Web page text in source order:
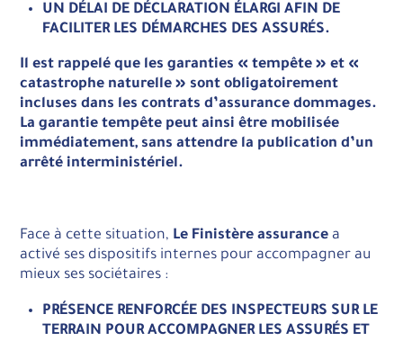
UN DÉLAI DE DÉCLARATION ÉLARGI AFIN DE
FACILITER LES DÉMARCHES DES ASSURÉS.
Il est rappelé que les garanties « tempête » et «
catastrophe naturelle » sont obligatoirement
incluses dans les contrats d’assurance dommages.
La garantie tempête peut ainsi être mobilisée
immédiatement, sans attendre la publication d’un
arrêté interministériel.
Face à cette situation, Le Finistère assurance a
activé ses dispositifs internes pour accompagner au
mieux ses sociétaires :
PRÉSENCE RENFORCÉE DES INSPECTEURS SUR LE
TERRAIN POUR ACCOMPAGNER LES ASSURÉS ET